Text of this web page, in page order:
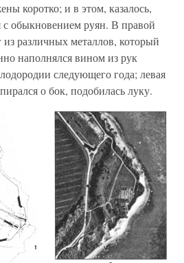
коротко; и в этом, казалось,
с обыкновением руян. В правой
различных металлов, который
наполнялся вином из рук
следующего года; левая
о бок, подобилась луку.